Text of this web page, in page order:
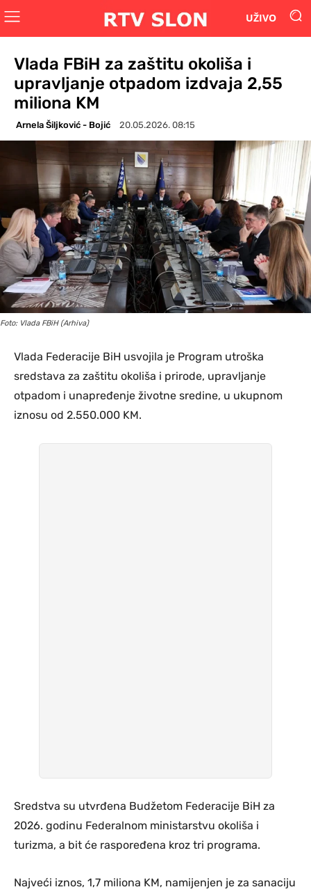
UŽIVO
Vlada FBiH za zaštitu okoliša i
upravljanje otpadom izdvaja 2,55
miliona KM
Arnela Šiljković - Bojić 20.05.2026. 08:15
Foto: Vlada FBiH (Arhiva)
Vlada Federacije BiH usvojila je Program utroška
sredstava za zaštitu okoliša i prirode, upravljanje
otpadom i unapređenje životne sredine, u ukupnom
iznosu od 2.550.000 KM.
Sredstva su utvrđena Budžetom Federacije BiH za
2026. godinu Federalnom ministarstvu okoliša i
turizma, a bit će raspoređena kroz tri programa.
Najveći iznos, 1,7 miliona KM, namijenjen je za sanaciju